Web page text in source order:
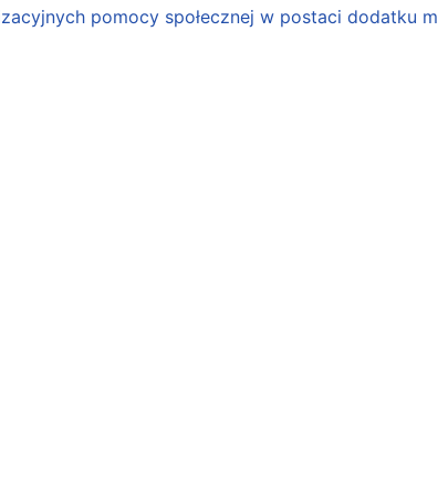
pomocy społecznej w postaci dodatku